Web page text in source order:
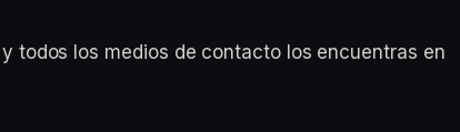
todos los medios de contacto los encuentras en